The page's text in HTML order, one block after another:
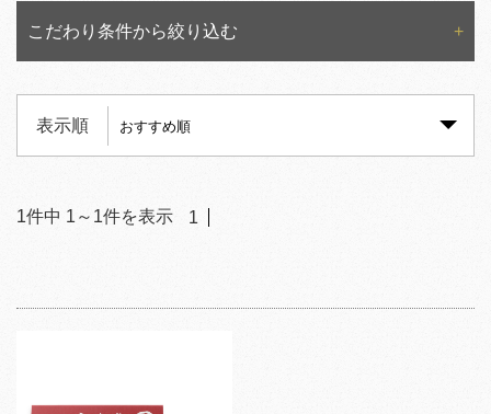
こだわり条件から絞り込む
表示順
1件中 1 ～ 1件を表示 1